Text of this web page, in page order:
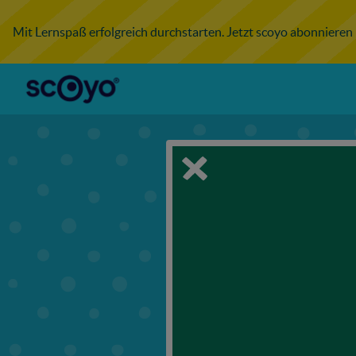
Mit Lernspaß erfolgreich durchstarten. Jetzt scoyo